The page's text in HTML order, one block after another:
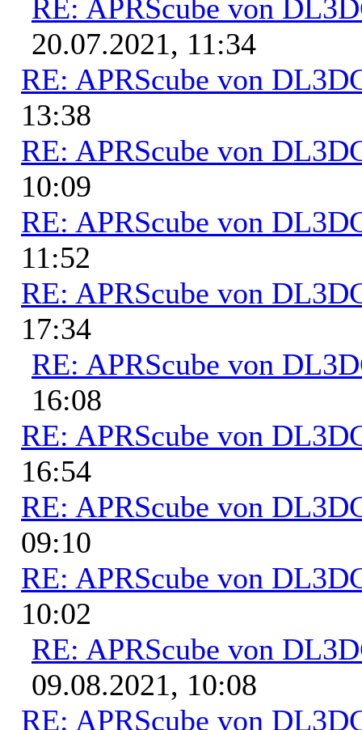
RE: APRScube von
20.07.2021, 11:34
RE: APRScube von
13:38
RE: APRScube von
10:09
RE: APRScube von
11:52
RE: APRScube von
17:34
RE: APRScube von
16:08
RE: APRScube von
16:54
RE: APRScube von
09:10
RE: APRScube von
10:02
RE: APRScube von
09.08.2021, 10:08
RE: APRScube von